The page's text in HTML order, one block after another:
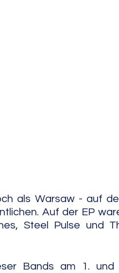
als Warsaw - auf
Auf der EP
Steel Pulse und
Bands am 1. und